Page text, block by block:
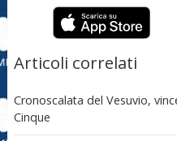
Articoli correlati
Cronoscalata del Vesuvio,
Cinque